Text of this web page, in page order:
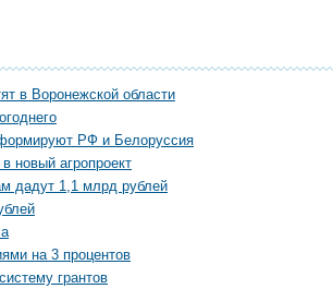
в Воронежской области
РФ и Белоруссия
новый агропроект
дадут 1,1 млрд рублей
на 3 процентов
грантов